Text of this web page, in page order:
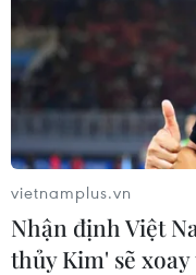
TIN LIÊN QUAN
vietnamplus.vn
Nhận định Việt
thủy Kim' sẽ